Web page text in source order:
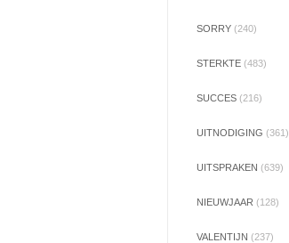
SORRY (240)
STERKTE (483)
SUCCES (216)
UITNODIGING (361)
UITSPRAKEN (639)
NIEUWJAAR (128)
VALENTIJN (237)